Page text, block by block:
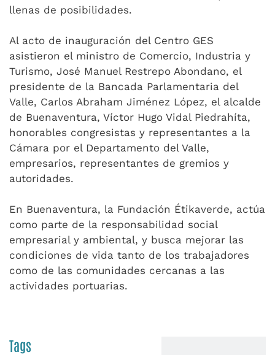
llenas de posibilidades.
Al acto de inauguración del Centro GES
asistieron el ministro de Comercio, Industria y
Turismo, José Manuel Restrepo Abondano, el
presidente de la Bancada Parlamentaria del
Valle, Carlos Abraham Jiménez López, el alcalde
de Buenaventura, Víctor Hugo Vidal Piedrahíta,
honorables congresistas y representantes a la
Cámara por el Departamento del Valle,
empresarios, representantes de gremios y
autoridades.
En Buenaventura, la Fundación Étikaverde, actúa
como parte de la responsabilidad social
empresarial y ambiental, y busca mejorar las
condiciones de vida tanto de los trabajadores
como de las comunidades cercanas a las
actividades portuarias.
Tags